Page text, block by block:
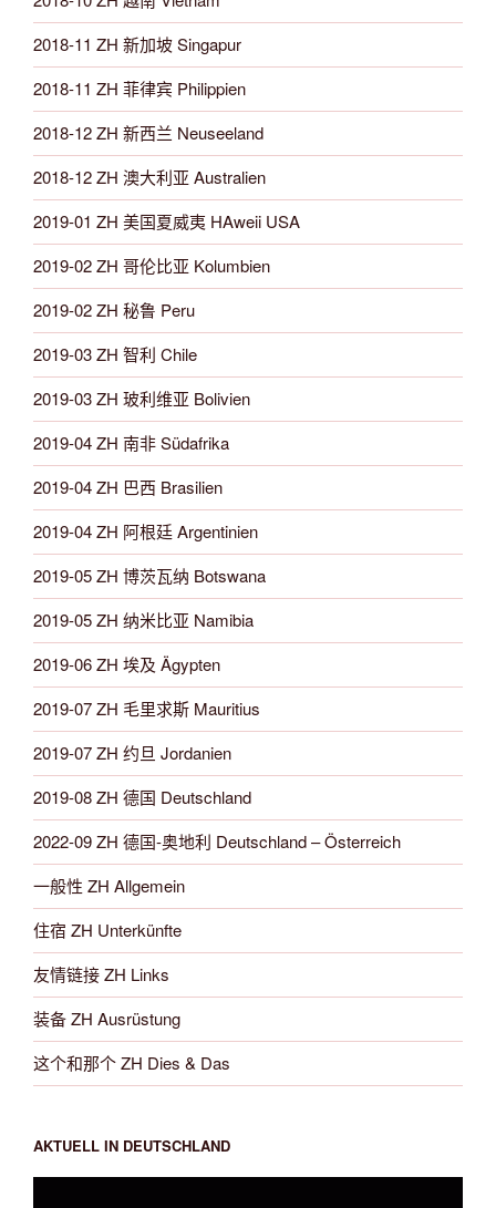
2018-11 ZH 新加坡 Singapur
2018-11 ZH 菲律宾 Philippien
2018-12 ZH 新西兰 Neuseeland
2018-12 ZH 澳大利亚 Australien
2019-01 ZH 美国夏威夷 HAweii USA
2019-02 ZH 哥伦比亚 Kolumbien
2019-02 ZH 秘鲁 Peru
2019-03 ZH 智利 Chile
2019-03 ZH 玻利维亚 Bolivien
2019-04 ZH 南非 Südafrika
2019-04 ZH 巴西 Brasilien
2019-04 ZH 阿根廷 Argentinien
2019-05 ZH 博茨瓦纳 Botswana
2019-05 ZH 纳米比亚 Namibia
2019-06 ZH 埃及 Ägypten
2019-07 ZH 毛里求斯 Mauritius
2019-07 ZH 约旦 Jordanien
2019-08 ZH 德国 Deutschland
2022-09 ZH 德国-奥地利 Deutschland – Österreich
一般性 ZH Allgemein
住宿 ZH Unterkünfte
友情链接 ZH Links
装备 ZH Ausrüstung
这个和那个 ZH Dies & Das
AKTUELL IN DEUTSCHLAND